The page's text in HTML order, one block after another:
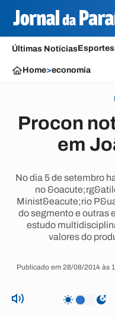
Últimas NotíciasEsportes
Home>economia
Procon
em
No dia 5 de setembro
no
Minist&eacute;rio
do segmento e outras
estudo
valores do
Publicado em 28/08/2014 às